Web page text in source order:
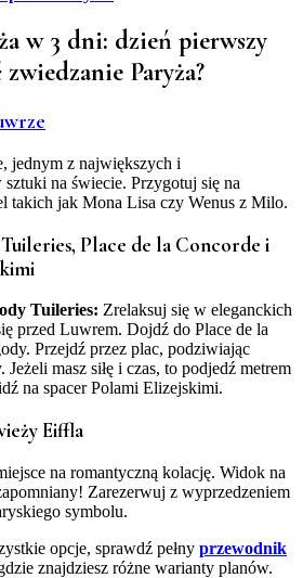
w 3 dni: dzień pierwszy
Paryża?
jednym z największych i
na świecie. Przygotuj się na
takich jak Mona Lisa czy Wenus z Milo.
Place de la Concorde i
Tuileries: Zrelaksuj się w eleganckich
przed Luwrem. Dojdź do Place de la
Przejdź przez plac, podziwiając
masz siłę i czas, to podjedź metrem
na spacer Polami Elizejskimi.
Eiffla
na romantyczną kolację. Widok na
Zarezerwuj z wyprzedzeniem
symbolu.
opcje, sprawdź pełny przewodnik
znajdziesz różne warianty planów.